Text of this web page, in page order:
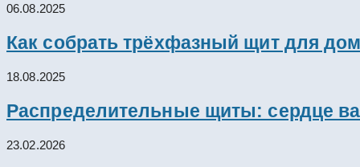
06.08.2025
Как собрать трёхфазный щит для
18.08.2025
Распределительные щиты: сердце
23.02.2026